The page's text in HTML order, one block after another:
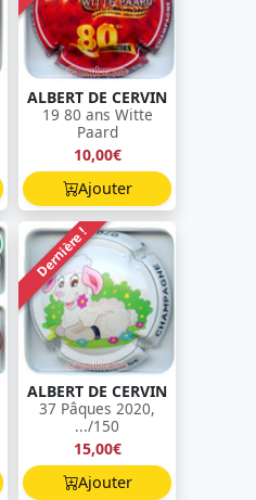
ALBERT DE CERVIN
19 80 ans Witte
Paard
10,00€
Ajouter
Dernière !
ALBERT DE CERVIN
37 Pâques 2020,
.../150
15,00€
Ajouter